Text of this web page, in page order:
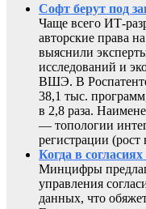
Софт берут под
Чаще всего ИТ-
авторские права
выяснили
исследований и
ВШЭ. В
38,1 тыс.
в 2,8 раза.
— топологии
регистрации
Когда в
Минцифры
управления
данных, что